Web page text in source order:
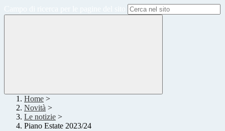
Home >
Novità >
Le notizie >
Piano Estate 2023/24